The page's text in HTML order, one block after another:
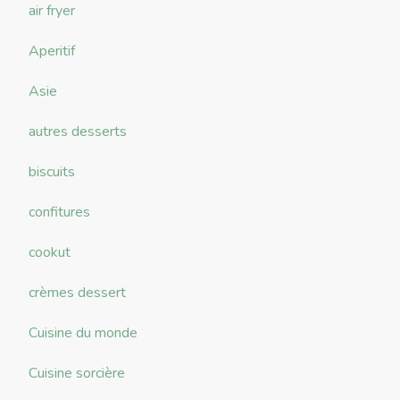
air fryer
Aperitif
Asie
autres desserts
biscuits
confitures
cookut
crèmes dessert
Cuisine du monde
Cuisine sorcière